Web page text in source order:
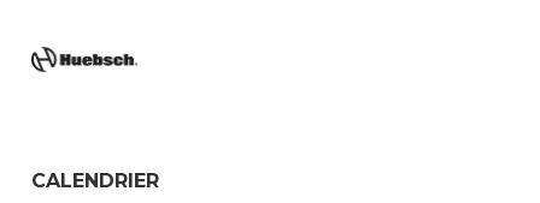
CALENDRIER